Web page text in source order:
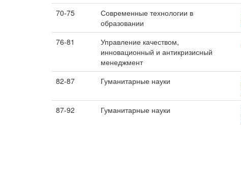
70-75
Современные технологии в
образовании
76-81
Управление качеством,
инновационный и антикризисный
менеджмент
82-87 Гуманитарные науки
87-92 Гуманитарные науки